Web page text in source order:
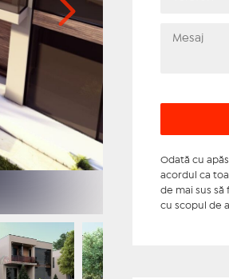
Odată cu
acordul ca
de mai sus
cu scopul de